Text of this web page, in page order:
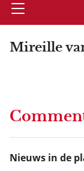
Open
Mireille
Nieuws in de